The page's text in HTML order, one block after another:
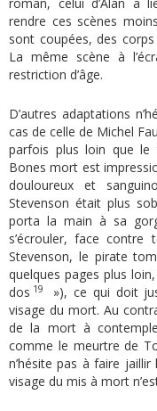
rendre ces scènes
sont coupées, des
La même scène à
restriction d’âge.
D’autres adaptations
cas de celle de Michel
parfois plus loin que le
Bones mort est
douloureux et
Stevenson était plus
porta la main à sa
s’écrouler, face
Stevenson, le pirate
quelques pages plus
dos19
»), ce qui doit
visage du mort. Au
de la mort à
comme le meurtre de
n’hésite pas à faire
visage du mis à mort